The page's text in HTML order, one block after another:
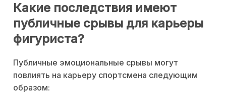
Какие последствия имеют
публичные срывы для карьеры
фигуриста?
Публичные эмоциональные срывы могут
повлиять на карьеру спортсмена следующим
образом: